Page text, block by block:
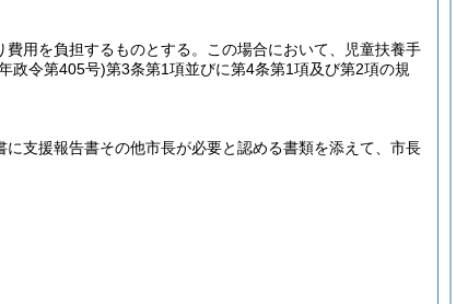
用を負担するものとする。
この場合において、児童扶養手
政令第405号)第3条第1項並びに第4条第1項及び第2項の規
支援報告書その他市長が必要と認める書類を添えて、市長